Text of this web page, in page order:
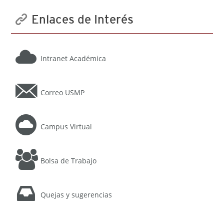
Enlaces de Interés
Intranet Académica
Correo USMP
Campus Virtual
Bolsa de Trabajo
Quejas y sugerencias